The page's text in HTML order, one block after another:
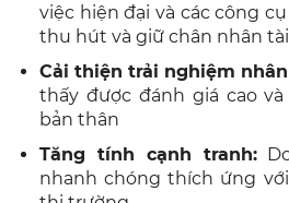
việc hiện đại và các công
thu hút và giữ chân nhân tài
Cải thiện trải nghiệm
thấy được đánh giá cao
bản thân
Tăng tính cạnh tranh:
nhanh chóng thích ứng